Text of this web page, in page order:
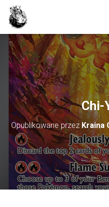
Chi-
Opublikowane przezKraina